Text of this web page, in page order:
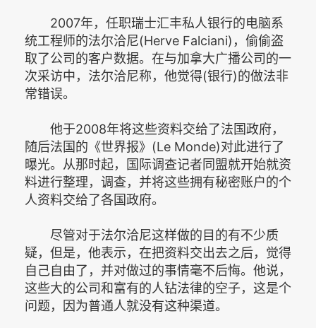
2007年，任职瑞士汇丰私人银行的电脑系
统工程师的法尔洽尼(Herve Falciani)，偷偷盗
取了公司的客户数据。在与加拿大广播公司的一
次采访中，法尔洽尼称，他觉得(银行)的做法非
常错误。
他于2008年将这些资料交给了法国政府，
随后法国的《世界报》(Le Monde)对此进行了
曝光。从那时起，国际调查记者同盟就开始就资
料进行整理，调查，并将这些拥有秘密账户的个
人资料交给了各国政府。
尽管对于法尔洽尼这样做的目的有不少质
疑，但是，他表示，在把资料交出去之后，觉得
自己自由了，并对做过的事情毫不后悔。他说，
这些大的公司和富有的人钻法律的空子，这是个
问题，因为普通人就没有这种渠道。